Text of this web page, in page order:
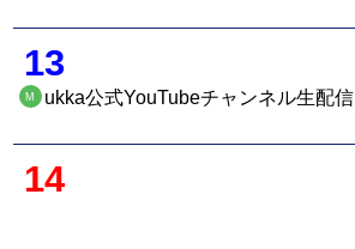
13
M ukka公式YouTubeチャンネル生配信
14